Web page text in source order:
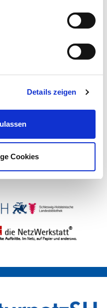
Details zeigen
Cookies